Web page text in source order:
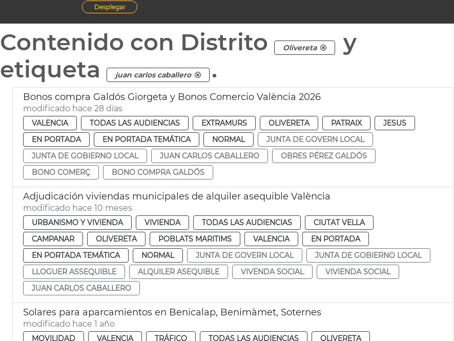
Desplegar
Contenido con Distrito Olivereta
y
etiqueta
juan carlos caballero .
Bonos compra Galdós Giorgeta y Bonos Comercio València 2026
modificado hace 28 días
VALENCIA TODAS LAS AUDIENCIAS EXTRAMURS OLIVERETA PATRAIX
JESUS
EN PORTADA
EN PORTADA TEMÁTICA NORMAL
JUNTA DE GOVERN LOCAL
JUNTA DE GOBIERNO LOCAL
JUAN CARLOS CABALLERO
OBRES PÉREZ GALDÓS
BONO COMERÇ
BONO COMPRA GALDÓS
Adjudicación viviendas municipales de alquiler asequible València
modificado hace 10 meses
URBANISMO Y VIVIENDA VIVIENDA TODAS LAS AUDIENCIAS
CIUTAT VELLA
CAMPANAR
OLIVERETA POBLATS MARITIMS VALENCIA
EN PORTADA
EN PORTADA TEMÁTICA
NORMAL JUNTA DE GOVERN LOCAL
JUNTA DE GOBIERNO LOCAL
LLOGUER ASSEQUIBLE
ALQUILER ASEQUIBLE VIVENDA SOCIAL
VIVIENDA SOCIAL
JUAN CARLOS CABALLERO
Solares para aparcamientos en Benicalap, Benimàmet, Soternes
modificado hace 1 año
MOVILIDAD VALENCIA TRÁFICO TODAS LAS AUDIENCIAS OLIVERETA